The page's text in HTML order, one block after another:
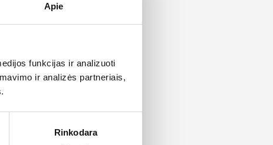
Apie
funkcijas ir analizuoti
ir analizės partneriais,
Rinkodara